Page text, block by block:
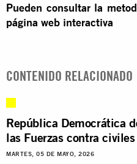
Pueden consultar la
página web interactiva
CONTENIDO RELACIONADO
República Democrática
las Fuerzas contra civiles
MARTES, 05 DE MAYO, 2026